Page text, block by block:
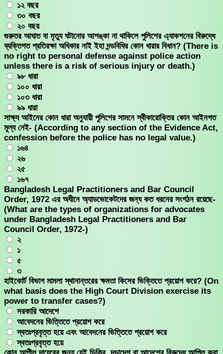
১২ বছর
৩০ বছর
২০ বছর
গুরুতর আঘাত বা মৃত্যু ঘটানোর আশঙ্কা না থাকিলে পুলিশের এ্যাকশনের বিরুদ্ধে
ব্যক্তিগত প্রতিরক্ষা অধিকার নাই ইহা দন্ডবিধির কোন ধারার বিধান? (There is
no right to personal defense against police action
unless there is a risk of serious injury or death.)
৯৮ ধারা
১০০ ধারা
১০৩ ধারা
৯৯ ধারা
সাক্ষ্য আইনের কোন ধারা অনুযায়ী পুলিশের সামনে স্বীকারােক্তির কোন আইনগত
মূল্য নেই- (According to any section of the Evidence Act,
confession before the police has no legal value.)
১৬৪
২৬
২৫
১৬৭
Bangladesh Legal Practitioners and Bar Council
Order, 1972 এর অধীনে অ্যাডভােকেটদের জন্য কত ধরনের সংগঠন রয়েছে-
(What are the types of organizations for advocates
under Bangladesh Legal Practitioners and Bar
Council Order, 1972-)
২
১
৫
৩
হাইকোর্ট বিভাগ মামলা স্থানান্তরের ক্ষমতা কিসের ভিক্তিতে প্রয়োগ করে? (On
what basis does the High Court Division exercise its
power to transfer cases?)
সরকারি আদেশে
আবেদনের ভিত্তিতে প্রয়োগ করে
স্বতঃপ্রবৃত্ত হয়ে এবং আবেদনের ভিত্তিতে প্রয়োগ করে
স্বতঃপ্রবৃত্ত হয়ে